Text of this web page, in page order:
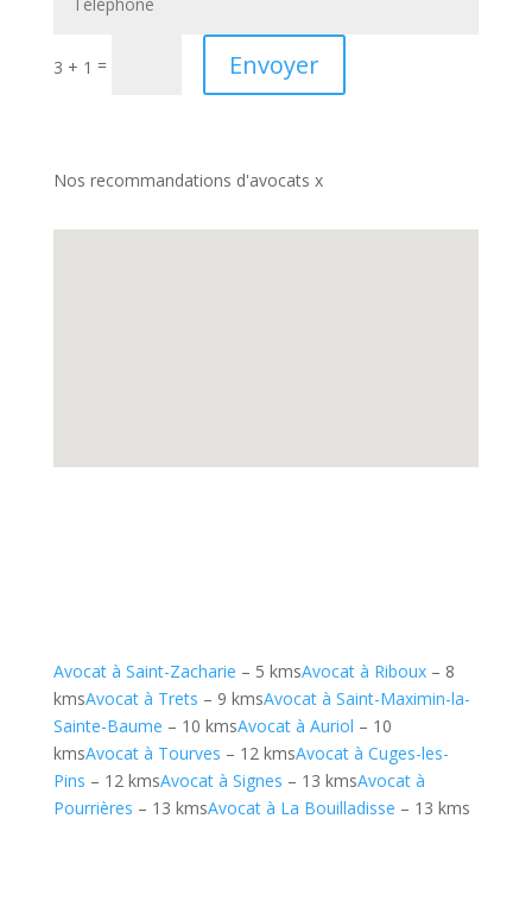
3 + 1 = Envoyer
Nos recommandations d'avocats x
Avocat à Saint-Zacharie – 5 kmsAvocat à Riboux– 8
kmsAvocat à Trets – 9 kmsAvocat à Saint-Maximin-la-
Sainte-Baume – 10 kmsAvocat à Auriol – 10
kmsAvocat à Tourves – 12 kmsAvocat à Cuges-les-
Pins – 12 kmsAvocat à Signes – 13 kmsAvocat à
Pourrières – 13 kmsAvocat à La Bouilladisse – 13 kms